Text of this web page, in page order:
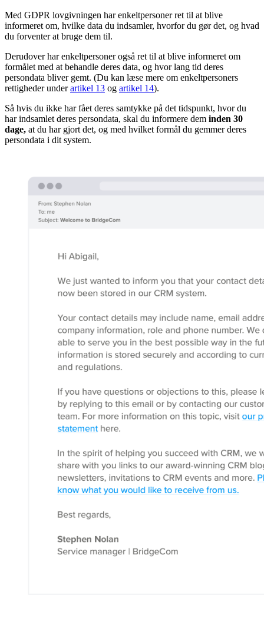
Med GDPR lovgivningen har enkeltpersoner ret til at blive
informeret om, hvilke data du indsamler, hvorfor du gør det, og hvad
du forventer at bruge dem til.
Derudover har enkeltpersoner også ret til at blive informeret om
formålet med at behandle deres data, og hvor lang tid deres
persondata bliver gemt. (Du kan læse mere om enkeltpersoners
rettigheder underartikel 13 og artikel 14).
Så hvis du ikke har fået deres samtykke på det tidspunkt, hvor du
har indsamlet deres persondata, skal du informere dem inden 30
dage, at du har gjort det, og med hvilket formål du gemmer deres
persondata i dit system.